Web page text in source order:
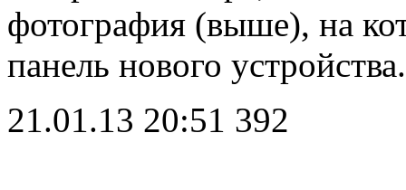
фотография (выше), на
панель нового
21.01.13 20:51 392